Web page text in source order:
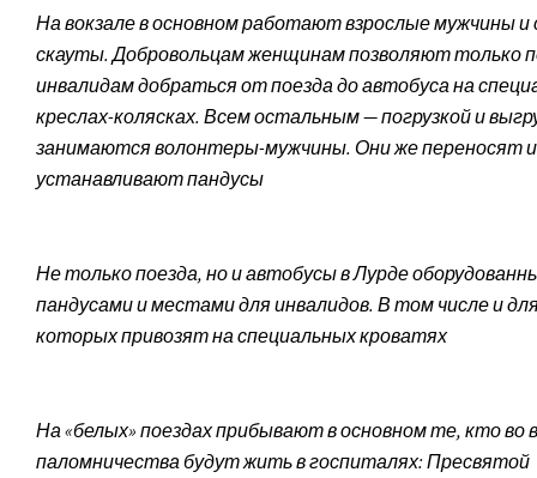
На вокзале в основном работают взрослые мужчины
скауты. Добровольцам женщинам позволяют только
инвалидам добраться от поезда до автобуса на
креслах-колясках. Всем остальным — погрузкой и
занимаются волонтеры-мужчины. Они же переносят и
устанавливают пандусы
Не только поезда, но и автобусы в Лурде
пандусами и местами для инвалидов. В том числе и
которых привозят на специальных кроватях
На «белых» поездах прибывают в основном те, кто во
паломничества будут жить в госпиталях: Пресвятой